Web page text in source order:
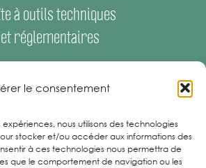
le consentement
expériences, nous utilisons des technologies
stocker et/ou accéder aux informations des
à ces technologies nous permettra de
que le comportement de navigation ou les
à outils techniques
et réglementaires